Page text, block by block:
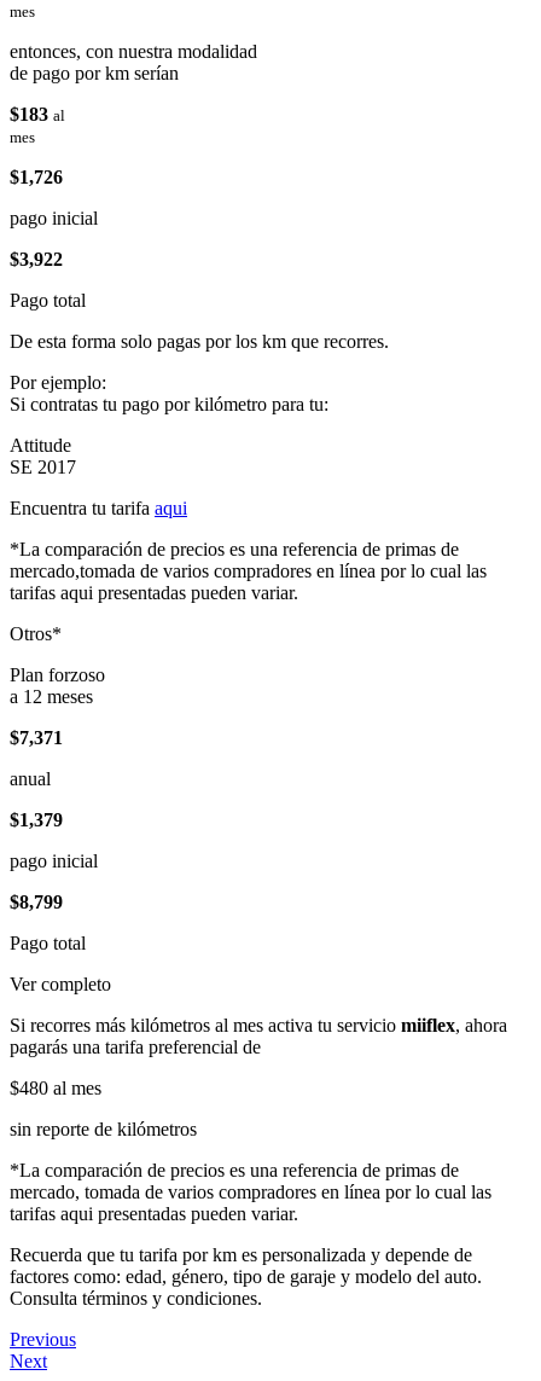
mes
entonces, con nuestra modalidad
de pago por km serían
$183 al
mes
$1,726
pago inicial
$3,922
Pago total
De esta forma solo pagas por los km que recorres.
Por ejemplo:
Si contratas tu pago por kilómetro para tu:
Attitude
SE 2017
Encuentra tu tarifa aqui
*La comparación de precios es una referencia de primas de
mercado,tomada de varios compradores en línea por lo cual las
tarifas aqui presentadas pueden variar.
Otros*
Plan forzoso
a 12 meses
$7,371
anual
$1,379
pago inicial
$8,799
Pago total
Ver completo
Si recorres más kilómetros al mes activa tu servicio miiflex, ahora
pagarás una tarifa preferencial de
$480 al mes
sin reporte de kilómetros
*La comparación de precios es una referencia de primas de
mercado, tomada de varios compradores en línea por lo cual las
tarifas aqui presentadas pueden variar.
Recuerda que tu tarifa por km es personalizada y depende de
factores como: edad, género, tipo de garaje y modelo del auto.
Consulta términos y condiciones.
Previous
Next